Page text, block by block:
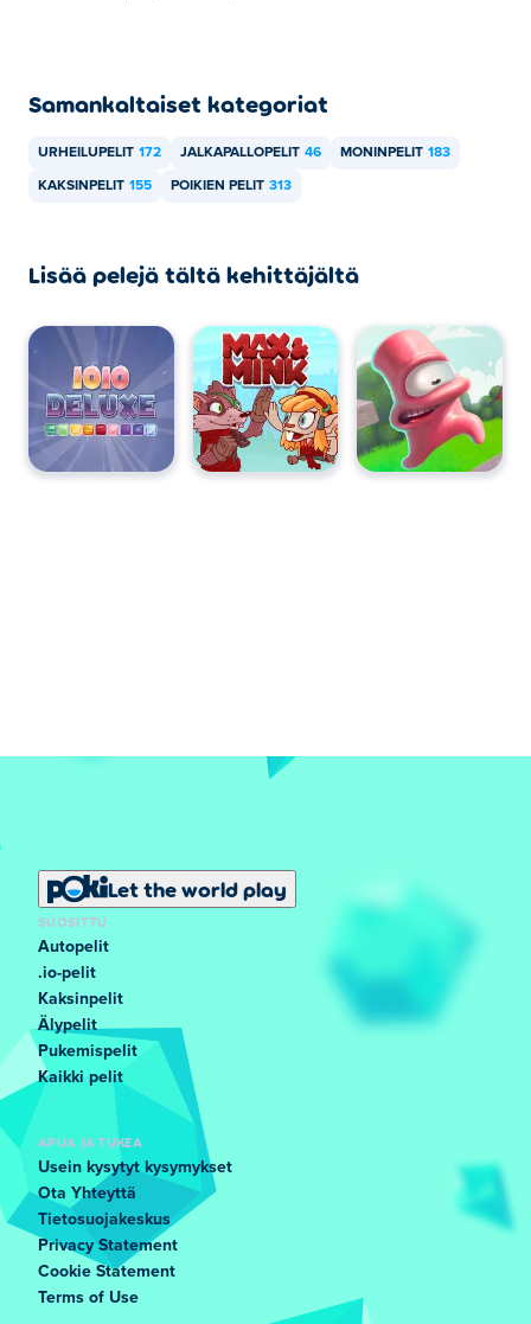
Samankaltaiset kategoriat
URHEILUPELIT 172 JALKAPALLOPELIT 46 MONINPELIT 183
KAKSINPELIT 155 POIKIEN PELIT 313
Lisää pelejä tältä kehittäjältä
Let the world play
SUOSITTU
Autopelit
.io-pelit
Kaksinpelit
Älypelit
Pukemispelit
Kaikki pelit
APUA JA TUKEA
Usein kysytyt kysymykset
Ota Yhteyttä
Tietosuojakeskus
Privacy Statement
Cookie Statement
Terms of Use